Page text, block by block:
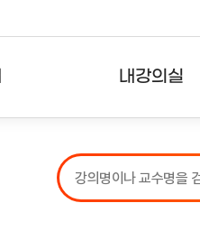
내강의실
강의리스트
수강확인증강의